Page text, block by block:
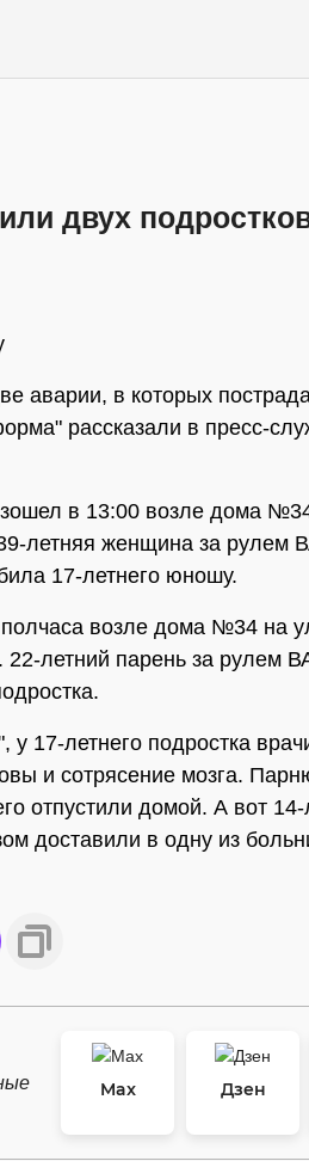
двух
аварии, в которых
рассказали в пресс-
в 13:00 возле дома
летняя женщина за рулем
17-летнего юношу.
возле дома №34 на
летний парень за рулем
17-летнего подростка
и сотрясение мозга.
отпустили домой. А вот 14-
доставили в одну из
Max
Дзен